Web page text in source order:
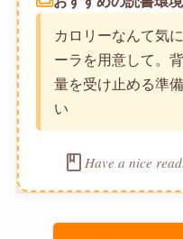
カロリーなんて気
ーラを用意して。
量を受け止める準
い
book Have a nice